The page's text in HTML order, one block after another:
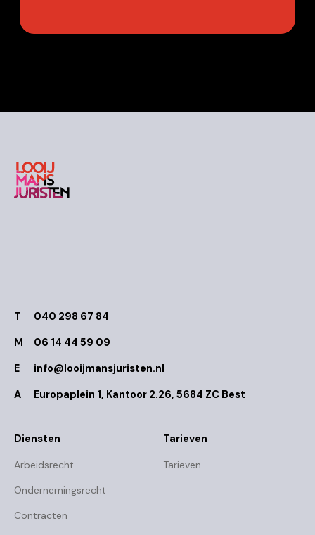
T
040 298 67 84
M
06 14 44 59 09
E
info@looijmansjuristen.nl
A
Europaplein 1, Kantoor 2.26, 5684 ZC Best
Diensten
Arbeidsrecht
Ondernemingsrecht
Contracten
Tarieven
Tarieven